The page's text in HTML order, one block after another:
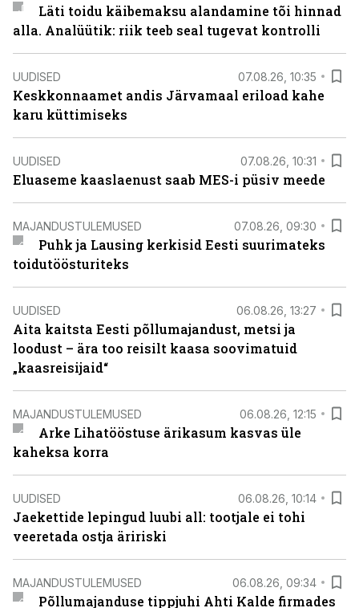
Läti toidu käibemaksu alandamine tõi hinnad
alla. Analüütik: riik teeb seal tugevat kontrolli
UUDISED 07.08.26, 10:35
Keskkonnaamet andis Järvamaal eriload kahe
karu küttimiseks
UUDISED 07.08.26, 10:31
Eluaseme kaaslaenust saab MES-i püsiv meede
MAJANDUSTULEMUSED 07.08.26, 09:30
Puhk ja Lausing kerkisid Eesti suurimateks
toidutöösturiteks
UUDISED 06.08.26, 13:27
Aita kaitsta Eesti põllumajandust, metsi ja
loodust – ära too reisilt kaasa soovimatuid
„kaasreisijaid“
MAJANDUSTULEMUSED 06.08.26, 12:15
Arke Lihatööstuse ärikasum kasvas üle
kaheksa korra
UUDISED 06.08.26, 10:14
Jaekettide lepingud luubi all: tootjale ei tohi
veeretada ostja äririski
MAJANDUSTULEMUSED 06.08.26, 09:34
Põllumajanduse tippjuhi Ahti Kalde firmades